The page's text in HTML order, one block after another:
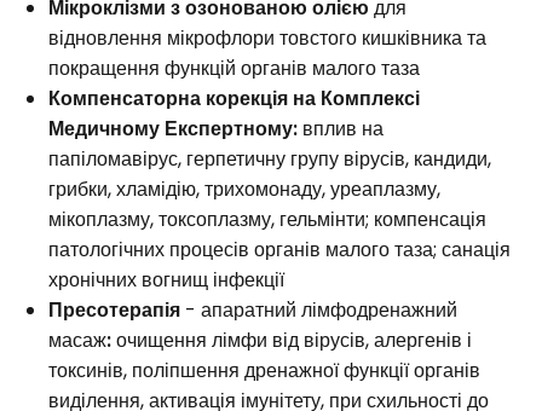
Мікроклізми з озонованою олією для
відновлення мікрофлори товстого кишківника та
покращення функцій органів малого таза
Компенсаторна корекція на Комплексі
Медичному Експертному: вплив на
папіломавірус, герпетичну групу вірусів, кандиди,
грибки, хламідію, трихомонаду, уреаплазму,
мікоплазму, токсоплазму, гельмінти; компенсація
патологічних процесів органів малого таза; санація
хронічних вогнищ інфекції
Пресотерапія - апаратний лімфодренажний
масаж:очищення лімфи від вірусів, алергенів і
токсинів, поліпшення дренажної функції органів
виділення, активація імунітету, при схильності до